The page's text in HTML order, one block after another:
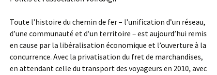
Toute l’histoire du chemin de fer – l’unification d’un réseau,
d’une communauté et d’un territoire – est aujourd’hui remis
en cause par la libéralisation économique et l’ouverture à la
concurrence. Avec la privatisation du fret de marchandises,
en attendant celle du transport des voyageurs en 2010, avec